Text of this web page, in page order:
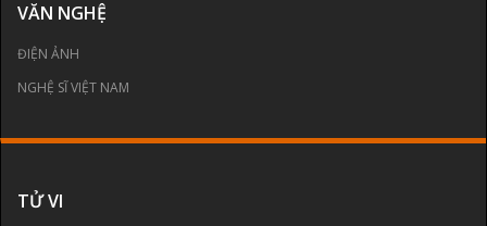
VĂN NGHỆ
ĐIỆN ẢNH
NGHỆ SĨ VIỆT NAM
TỬ VI